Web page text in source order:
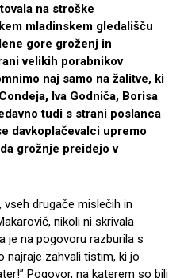
na stroške
mladinskem gledališču
gore groženj in
velikih porabnikov
naj samo na žalitve, ki
Iva Godniča, Borisa
tudi s strani poslanca
davkoplačevalci upremo
grožnje preidejo v
drugače mislečih in
nikoli ni skrivala
je na pogovoru razburila s
najraje zahvali tistim, ki jo
Pogovor, na katerem so bili